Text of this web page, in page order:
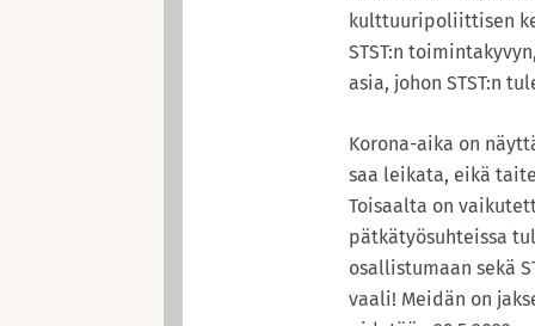
kulttuuripoliittisen
STST:n
asia, johon STST:n
Korona-aika on
saa leikata, eikä
Toisaalta on
pätkätyösuhteissa
osallistumaan sekä
vaali! Meidän on